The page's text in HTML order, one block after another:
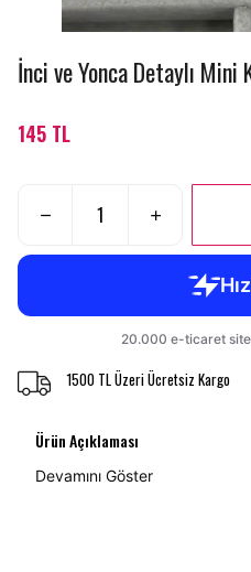
İnci ve Yonca Detaylı Mini
145 TL
1500 TL Üzeri Ücretsiz Kargo
Ürün Açıklaması
Devamını Göster